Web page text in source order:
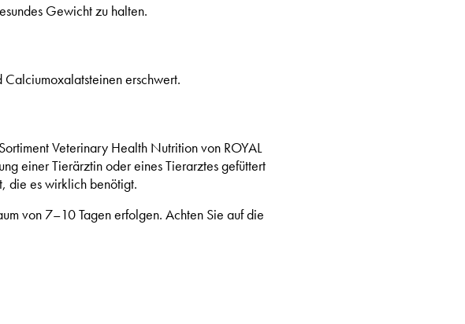
Gewicht zu halten.
Calciumoxalatsteinen erschwert.
Veterinary Health Nutrition von ROYAL
einer Tierärztin oder eines Tierarztes gefüttert
die es wirklich benötigt.
von 7–10 Tagen erfolgen. Achten Sie auf die